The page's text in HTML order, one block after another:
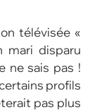
télévisée «
mari disparu
ne sais pas !
profils
pas plus